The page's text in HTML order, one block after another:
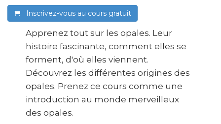
Inscrivez-vous au cours gratuit
Apprenez tout sur les opales. Leur
histoire fascinante, comment elles se
forment, d'où elles viennent.
Découvrez les différentes origines des
opales. Prenez ce cours comme une
introduction au monde merveilleux
des opales.